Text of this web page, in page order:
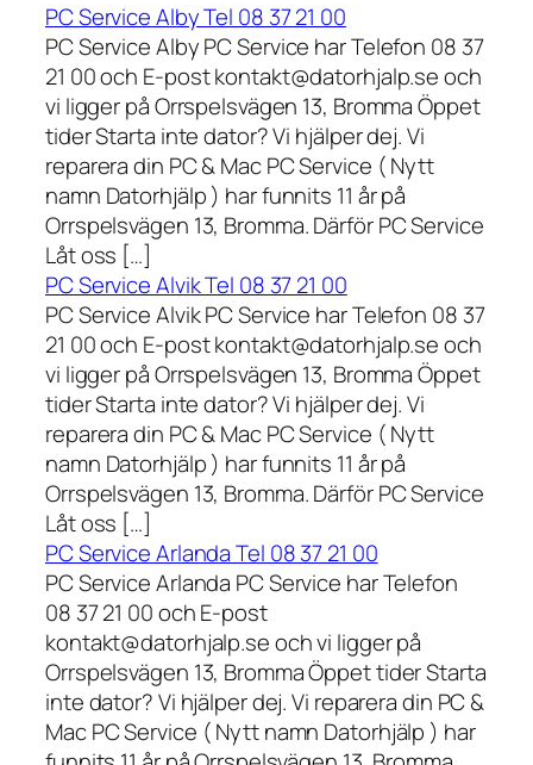
PC Service Alby Tel 08 37 21 00
PC Service Alby PC Service har Telefon 08 37
21 00 och E-post kontakt@datorhjalp.se och
vi ligger på Orrspelsvägen 13, Bromma Öppet
tider Starta inte dator? Vi hjälper dej. Vi
reparera din PC & Mac PC Service ( Nytt
namn Datorhjälp ) har funnits 11 år på
Orrspelsvägen 13, Bromma. Därför PC Service
Låt oss […]
PC Service Alvik Tel 08 37 21 00
PC Service Alvik PC Service har Telefon 08 37
21 00 och E-post kontakt@datorhjalp.se och
vi ligger på Orrspelsvägen 13, Bromma Öppet
tider Starta inte dator? Vi hjälper dej. Vi
reparera din PC & Mac PC Service ( Nytt
namn Datorhjälp ) har funnits 11 år på
Orrspelsvägen 13, Bromma. Därför PC Service
Låt oss […]
PC Service Arlanda Tel 08 37 21 00
PC Service Arlanda PC Service har Telefon
08 37 21 00 och E-post
kontakt@datorhjalp.se och vi ligger på
Orrspelsvägen 13, Bromma Öppet tider Starta
inte dator? Vi hjälper dej. Vi reparera din PC &
Mac PC Service ( Nytt namn Datorhjälp ) har